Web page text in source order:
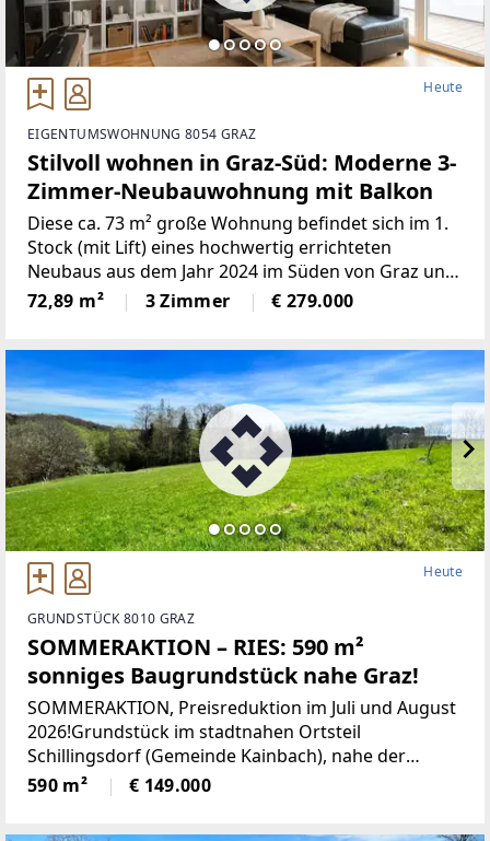
Heute
EIGENTUMSWOHNUNG 8054 GRAZ
Stilvoll wohnen in Graz-Süd: Moderne 3-
Zimmer-Neubauwohnung mit Balkon
Diese ca. 73 m² große Wohnung befindet sich im 1.
Stock (mit Lift) eines hochwertig errichteten
Neubaus aus dem Jahr 2024 im Süden von Graz und
überzeugt durch moderne Ausstattung und eine
besonders durchdachte
72,89 m² 3 Zimmer € 279.000
Heute
GRUNDSTÜCK 8010 GRAZ
SOMMERAKTION – RIES: 590 m²
sonniges Baugrundstück nahe Graz!
SOMMERAKTION, Preisreduktion im Juli und August
2026!Grundstück im stadtnahen Ortsteil
Schillingsdorf (Gemeinde Kainbach), nahe der
Grazer Stadtgrenze, mit toller Verkehrsanbindung
nach Graz und Gleisdorf!Überzeugen Sie sich und
590 m² € 149.000